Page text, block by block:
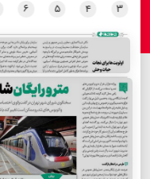
۳ ۴ ۵ ۶